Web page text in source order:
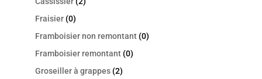
Fraisier (0)
Framboisier non remontant (0)
Framboisier remontant (0)
Groseiller à grappes (2)